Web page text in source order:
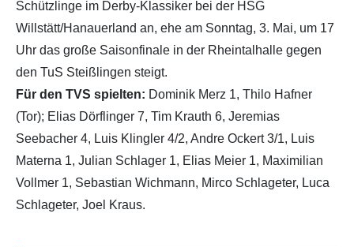
Schützlinge im Derby-Klassiker bei der HSG
Willstätt/Hanauerland an, ehe am Sonntag, 3. Mai, um 17
Uhr das große Saisonfinale in der Rheintalhalle gegen
den TuS Steißlingen steigt.
Für den TVS spielten: Dominik Merz 1, Thilo Hafner
(Tor); Elias Dörflinger 7, Tim Krauth 6, Jeremias
Seebacher 4, Luis Klingler 4/2, Andre Ockert 3/1, Luis
Materna 1, Julian Schlager 1, Elias Meier 1, Maximilian
Vollmer 1, Sebastian Wichmann, Mirco Schlageter, Luca
Schlageter, Joel Kraus.